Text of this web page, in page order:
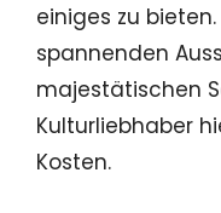
einiges zu
spannenden
majestätischen
Kulturliebhaber
Kosten.